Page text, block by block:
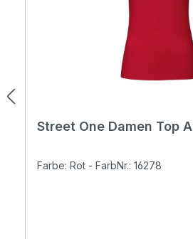
Street One Damen Top
Farbe: Rot - FarbNr.: 16278